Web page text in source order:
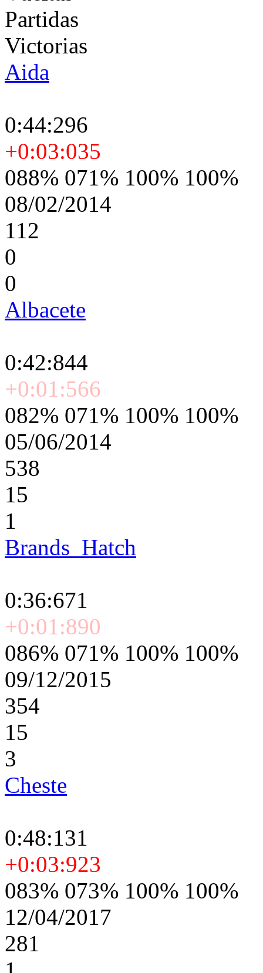
Partidas
Victorias
Aida
0:44:296
+0:03:035
088% 071% 100% 100%
08/02/2014
112
0
0
Albacete
0:42:844
+0:01:566
082% 071% 100% 100%
05/06/2014
538
15
1
Brands_Hatch
0:36:671
+0:01:890
086% 071% 100% 100%
09/12/2015
354
15
3
Cheste
0:48:131
+0:03:923
083% 073% 100% 100%
12/04/2017
281